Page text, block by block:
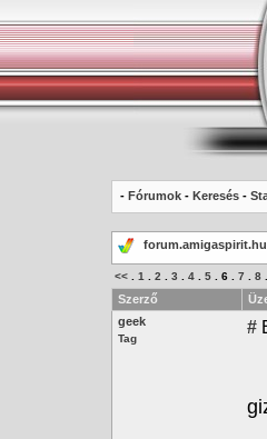
- Fórumok - Keresés -
forum.amigaspirit.hu
<< 1 2 3 4 5 6 7 8
Szerző
geek
Tag
#